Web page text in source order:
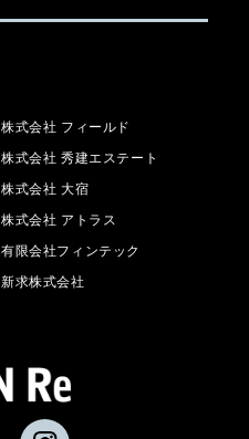
株式会社 フィールド
株式会社 秀建エステート
株式会社 大宿
株式会社 アトラス
有限会社フィンテック
新求株式会社